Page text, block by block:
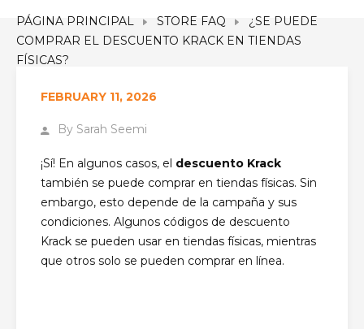
PÁGINA PRINCIPAL STORE FAQ
¿SE PUEDE
COMPRAR EL DESCUENTO KRACK EN TIENDAS
FÍSICAS?
FEBRUARY 11, 2026
By Sarah Seemi
¡Sí! En algunos casos, el descuento Krack
también se puede comprar en tiendas físicas. Sin
embargo, esto depende de la campaña y sus
condiciones. Algunos códigos de descuento
Krack se pueden usar en tiendas físicas, mientras
que otros solo se pueden comprar en línea.